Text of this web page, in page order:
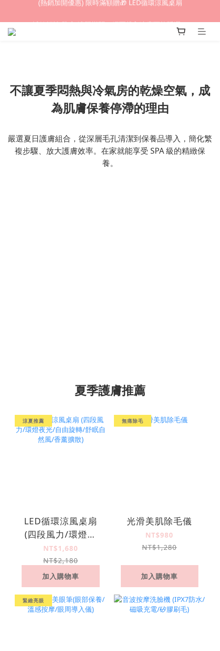
(熱銷加開優惠) 限時滿額贈🎁 LED循環涼風桌扇
不讓夏季悶熱與冷氣房的乾燥空氣，成
為肌膚保養停滯的理由
嚴選夏日護膚組合，從深層毛孔清潔到保養品導入，簡化繁
複步驟、放大護膚效率。在家就能享受 SPA 級的精緻保
養。
夏季護膚推薦
涼夏推薦
LED循環涼風桌扇
(四段風力/環燈夜
光/自由旋轉/舒眠自
然風/香薰擴散)
NT$1,680
NT$2,180
加入購物車
無痛除毛
光滑美肌除毛儀
NT$980
NT$1,280
加入購物車
緊緻亮眼